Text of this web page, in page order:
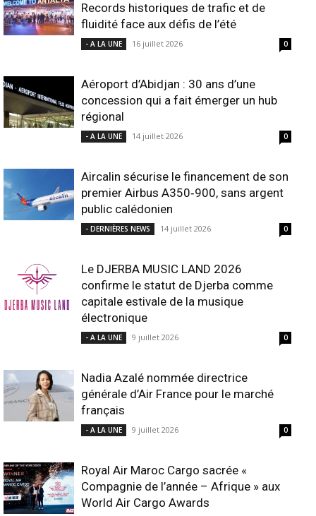
Records historiques de trafic et de
fluidité face aux défis de l’été
- A LA UNE 16 juillet 2026 0
Aéroport d’Abidjan : 30 ans d’une
concession qui a fait émerger un hub
régional
- A LA UNE 14 juillet 2026 0
Aircalin sécurise le financement de son
premier Airbus A350‑900, sans argent
public calédonien
- DERNIÈRES NEWS 14 juillet 2026 0
Le DJERBA MUSIC LAND 2026
confirme le statut de Djerba comme
capitale estivale de la musique
électronique
- A LA UNE 9 juillet 2026 0
Nadia Azalé nommée directrice
générale d’Air France pour le marché
français
- A LA UNE 9 juillet 2026 0
Royal Air Maroc Cargo sacrée «
Compagnie de l’année – Afrique » aux
World Air Cargo Awards